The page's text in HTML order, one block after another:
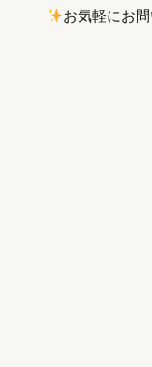
お気軽にお